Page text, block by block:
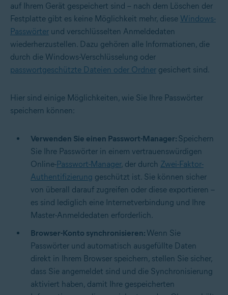
auf Ihrem Gerät gespeichert sind – nach dem Löschen der
Festplatte gibt es keine Möglichkeit mehr, diese Windows-
Passwörter und verschlüsselten Anmeldedaten
wiederherzustellen. Dazu gehören alle Informationen, die
durch die Windows-Verschlüsselung oder
passwortgeschützte Dateien oder Ordner gesichert sind.
Hier sind einige Möglichkeiten, wie Sie Ihre Passwörter
speichern können:
Verwenden Sie einen Passwort-Manager: Speichern
Sie Ihre Passwörter in einem vertrauenswürdigen
Online-Passwort-Manager, der durch Zwei-Faktor-
Authentifizierung geschützt ist. Sie können sicher
von überall darauf zugreifen oder diese exportieren –
es sind lediglich eine Internetverbindung und Ihre
Master-Anmeldedaten erforderlich.
Browser-Konto synchronisieren: Wenn Sie
Passwörter und automatisch ausgefüllte Daten
direkt in Ihrem Browser speichern, stellen Sie sicher,
dass Sie angemeldet sind und die Synchronisierung
aktiviert haben, damit Ihre gespeicherten